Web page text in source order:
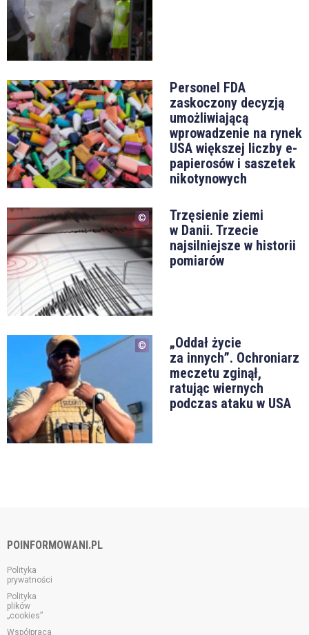
Personel FDA
zaskoczony decyzją
umożliwiającą
wprowadzenie na rynek
USA większej liczby e-
papierosów i saszetek
nikotynowych
Trzęsienie ziemi
w Danii. Trzecie
najsilniejsze w historii
pomiarów
„Oddał życie
za innych”. Ochroniarz
meczetu zginął,
ratując wiernych
podczas ataku w USA
POINFORMOWANI.PL
Polityka
prywatności
Polityka
plików
„cookies”
Współpraca